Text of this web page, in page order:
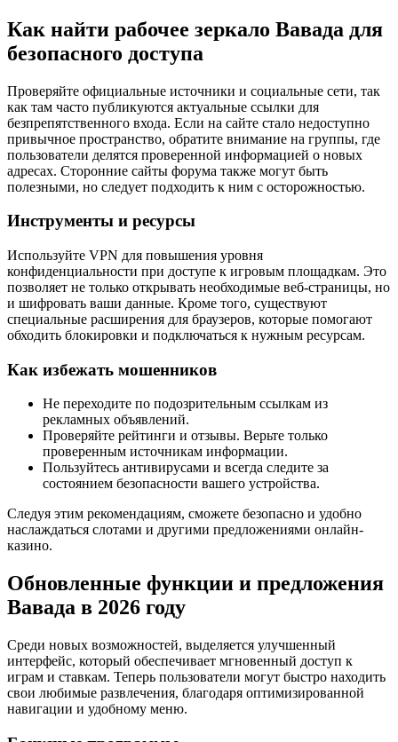
Как найти рабочее зеркало Вавада для
безопасного доступа
Проверяйте официальные источники и социальные сети, так
как там часто публикуются актуальные ссылки для
безпрепятственного входа. Если на сайте стало недоступно
привычное пространство, обратите внимание на группы, где
пользователи делятся проверенной информацией о новых
адресах. Сторонние сайты форума также могут быть
полезными, но следует подходить к ним с осторожностью.
Инструменты и ресурсы
Используйте VPN для повышения уровня
конфиденциальности при доступе к игровым площадкам. Это
позволяет не только открывать необходимые веб-страницы, но
и шифровать ваши данные. Кроме того, существуют
специальные расширения для браузеров, которые помогают
обходить блокировки и подключаться к нужным ресурсам.
Как избежать мошенников
Не переходите по подозрительным ссылкам из
рекламных объявлений.
Проверяйте рейтинги и отзывы. Верьте только
проверенным источникам информации.
Пользуйтесь антивирусами и всегда следите за
состоянием безопасности вашего устройства.
Следуя этим рекомендациям, сможете безопасно и удобно
наслаждаться слотами и другими предложениями онлайн-
казино.
Обновленные функции и предложения
Вавада в 2026 году
Среди новых возможностей, выделяется улучшенный
интерфейс, который обеспечивает мгновенный доступ к
играм и ставкам. Теперь пользователи могут быстро находить
свои любимые развлечения, благодаря оптимизированной
навигации и удобному меню.